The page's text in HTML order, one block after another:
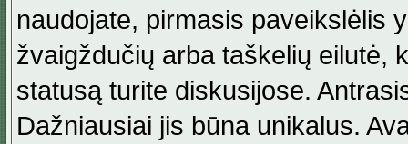
naudojate, pirmasis paveikslėlis
žvaigždučių arba taškelių eilutė,
statusą turite diskusijose.
Dažniausiai jis būna unikalus.